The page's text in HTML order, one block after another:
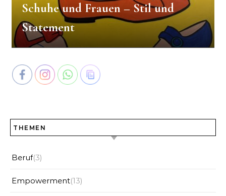
Schuhe und Frauen – Stil und
Statement
THEMEN
Beruf(3)
Empowerment(13)